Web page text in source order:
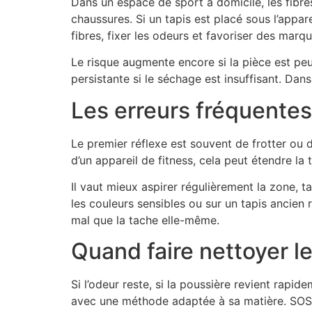
chaussures. Si un tapis est placé sous
fibres, fixer les odeurs et favoriser des
Le risque augmente encore si la pièce est
persistante si le séchage est insuffisant.
Les erreurs
Le premier réflexe est souvent de frotter ou
d’un appareil de fitness, cela peut étendre
Il vaut mieux aspirer régulièrement la zone,
les couleurs sensibles ou sur un tapis
mal que la tache elle-même.
Quand faire nettoyer
Si l’odeur reste, si la poussière revient
avec une méthode adaptée à sa matière.